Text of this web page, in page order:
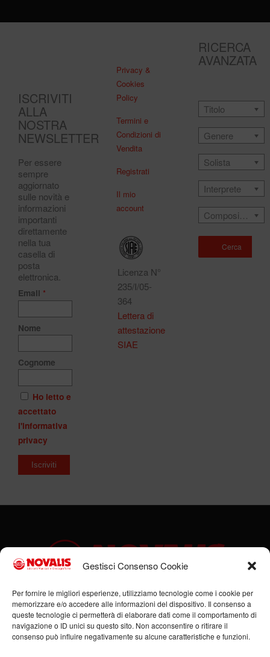
Gestisci Consenso Cookie
Per fornire le migliori esperienze, utilizziamo tecnologie come i cookie per
memorizzare e/o accedere alle informazioni del dispositivo. Il consenso a
queste tecnologie ci permetterà di elaborare dati come il comportamento di
navigazione o ID unici su questo sito. Non acconsentire o ritirare il
consenso può influire negativamente su alcune caratteristiche e funzioni.
ISCRIVITI
ALLA
NOSTRA
NEWSLETTER
Per essere
sempre
aggiornato
sulle novità e
informazioni
importanti
direttamente
nella tua
casella di
posta
elettronica.
Email *
Nome
Cognome
Ho letto e
accettato
l'informativa
privacy
Privacy &
Cookies
Policy
Termini e
Condizioni di
Vendita
Registrati
Il mio
account
Licenza N°
235/I/05-
364
Lettera di
attestazione
SIAE
RICERCA
AVANZATA
Titolo
Genere
Solista
Interprete
Cerca
Sede legale: Via Cassino, 1 – 47923 Rimini (RN) –
Ufficio: Via Flaminia, 185/B – 47923 Rimini (RN) –
P.IVA: 00951980408